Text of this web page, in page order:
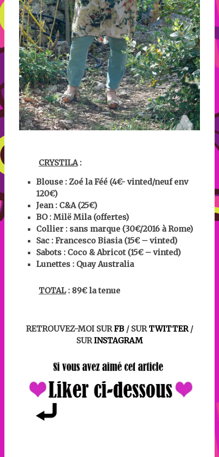
CRYSTILA:
Blouse : Zoé la Féé (4€- vinted/neuf env
120€)
Jean : C&A (25€)
BO : Milë Mila (offertes)
Collier : sans marque (30€/2016 à Rome)
Sac : Francesco Biasia(15€ – vinted)
Sabots : Coco & Abricot (15€ – vinted)
Lunettes : Quay Australia
TOTAL: 89€ la tenue
RETROUVEZ-MOI SUR FB / SUR TWITTER/
SURINSTAGRAM